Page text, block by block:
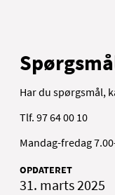
Har du spørgsmål,
Tlf. 97 64 00 10
Mandag-fredag
OPDATERET
31. marts 2025